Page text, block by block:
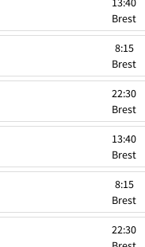
Brest
8:15
Brest
22:30
Brest
13:40
Brest
8:15
Brest
22:30